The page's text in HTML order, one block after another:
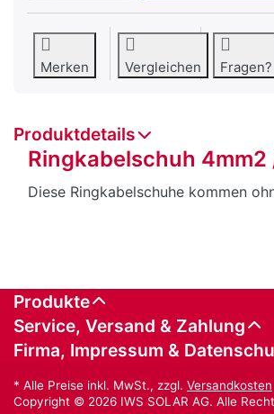
Merken Vergleichen Fragen?
Produktdetails
Ringkabelschuh 4mm2
Diese Ringkabelschuhe kommen
Produkte
Service, Versand & Zahlung
Firma, Impressum &
* Alle Preise inkl. MwSt., zzgl. Versandkosten
Copyright © 2026 IWS SOLAR AG. Alle